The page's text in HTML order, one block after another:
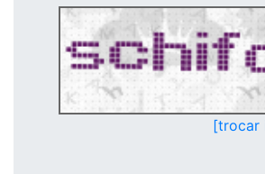
[trocar